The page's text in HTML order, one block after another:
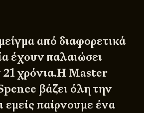
από διαφορετικά
έχουν παλαιώσει
21 χρόνια.Η Master
βάζει όλη την
εμείς παίρνουμε ένα